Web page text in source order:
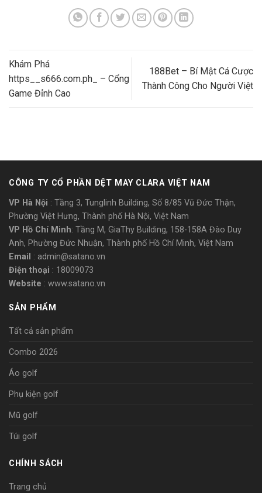
Khám Phá
https__s666.com.ph_ – Cổng
Game Đỉnh Cao
188Bet – Bí Mật Cá Cược
Thành Công Cho Người Việt
CÔNG TY CỔ PHẦN DỆT MAY CLARA VIỆT NAM
VP Hà Nội : Tầng 3, Tunglinh Building, Số 8/85 Vũ Đức Thận,
Phường Việt Hưng, Thành phố Hà Nội, Việt Nam
VP Hồ Chí Minh: Tầng M, GiaThy Building, 158-158A Đào Duy
Anh, Phường Đức Nhuận, Thành phố Hồ Chí Minh, Việt Nam
Email : admin@satano.vn
Điện thoại : 18009073
Website : www.satano.vn
SẢN PHẨM
Tất cả sản phẩm
Combo 2026
Áo golf
Phụ kiện golf
Mũ golf
Túi golf
CHÍNH SÁCH
Trang chủ